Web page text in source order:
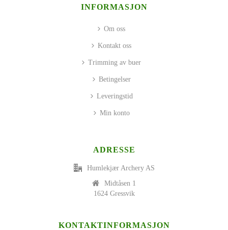
INFORMASJON
Om oss
Kontakt oss
Trimming av buer
Betingelser
Leveringstid
Min konto
ADRESSE
Humlekjær Archery AS
Midtåsen 1
1624 Gressvik
KONTAKTINFORMASJON